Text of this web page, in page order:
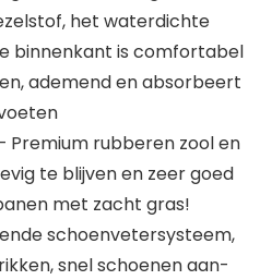
het waterdichte
binnenkant is comfortabel
ademend en absorbeert
Premium rubberen zool en
te blijven en zeer goed
met zacht gras!
schoenvetersysteem,
snel schoenen aan-